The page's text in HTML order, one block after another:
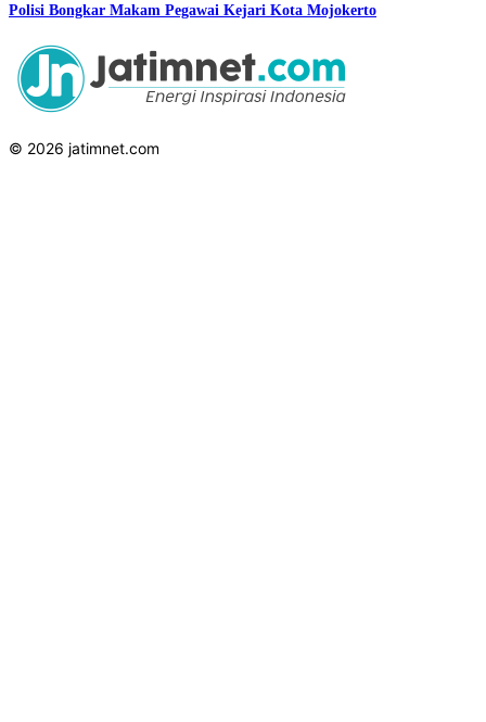
Polisi Bongkar Makam Pegawai Kejari Kota Mojokerto
© 2026 jatimnet.com